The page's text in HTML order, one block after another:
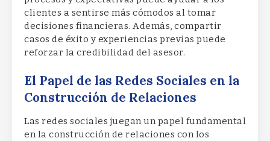
clientes a sentirse más cómodos al tomar
decisiones financieras. Además, compartir
casos de éxito y experiencias previas puede
reforzar la credibilidad del asesor.
El Papel de las Redes Sociales en la
Construcción de Relaciones
Las redes sociales juegan un papel fundamental
en la construcción de relaciones con los